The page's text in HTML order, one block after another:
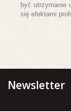
być utrzymanie
się efektami
Newsletter